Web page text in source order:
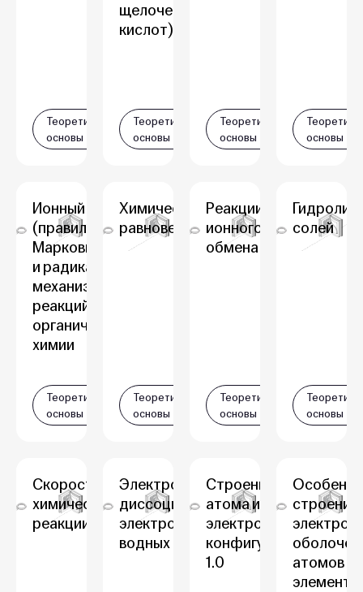
Теоретические
основы
щелочей,
кислот)
Теоретические
основы
Теоретические
основы
основы
Ионный
(правило В.В.
Марковникова)
и радикальный
механизмы
реакций в
органической
химии
Теоретические
основы
Химическое
равновесие
Теоретические
основы
Реакции
ионного
обмена
Теоретические
основы
Гидролиз
солей
основы
Скорость
химической
реакции
Электролитическая
диссоциация
электролитов в
водных растворах
Строение
атома и
электронные
конфигурации
1.0
строения
оболочек
атомов